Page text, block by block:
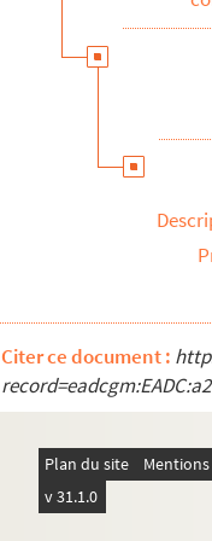
ORG C.13/1.
ORG C.13/1.
ORG C.13/1.
ORG C.13/1.
ORG C.13/1.
ORG C.13/1.
ORG C.13/1.
ORG C.13/1.
ORG C.13/2.
ORG C.13/2.
ORG C.13/2.
ORG C.13/2.
Citer ce document :
Plan du site
v 31.1.0